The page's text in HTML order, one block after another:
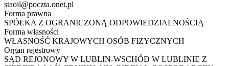
staoil@poczta.onet.pl
Forma prawna
SPÓŁKA Z OGRANICZONĄ ODPOWIEDZIALNOŚCIĄ
Forma własności
WŁASNOŚĆ KRAJOWYCH OSÓB FIZYCZNYCH
Organ rejestrowy
SĄD REJONOWY W LUBLIN-WSCHÓD W LUBLINIE Z